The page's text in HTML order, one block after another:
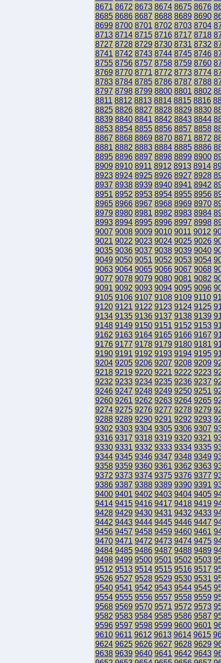
8671 8672 8673 8674 8675 8676
8685 8686 8687 8688 8689 8690
8699 8700 8701 8702 8703 8704
8713 8714 8715 8716 8717 8718
8727 8728 8729 8730 8731 8732
8741 8742 8743 8744 8745 8746
8755 8756 8757 8758 8759 8760
8769 8770 8771 8772 8773 8774
8783 8784 8785 8786 8787 8788
8797 8798 8799 8800 8801 8802
8811 8812 8813 8814 8815 8816
8825 8826 8827 8828 8829 8830
8839 8840 8841 8842 8843 8844
8853 8854 8855 8856 8857 8858
8867 8868 8869 8870 8871 8872
8881 8882 8883 8884 8885 8886
8895 8896 8897 8898 8899 8900
8909 8910 8911 8912 8913 8914
8923 8924 8925 8926 8927 8928
8937 8938 8939 8940 8941 8942
8951 8952 8953 8954 8955 8956
8965 8966 8967 8968 8969 8970
8979 8980 8981 8982 8983 8984
8993 8994 8995 8996 8997 8998
9007 9008 9009 9010 9011 9012
9021 9022 9023 9024 9025 9026
9035 9036 9037 9038 9039 9040
9049 9050 9051 9052 9053 9054
9063 9064 9065 9066 9067 9068
9077 9078 9079 9080 9081 9082
9091 9092 9093 9094 9095 9096
9105 9106 9107 9108 9109 9110
9120 9121 9122 9123 9124 9125
9134 9135 9136 9137 9138 9139
9148 9149 9150 9151 9152 9153
9162 9163 9164 9165 9166 9167
9176 9177 9178 9179 9180 9181
9190 9191 9192 9193 9194 9195
9204 9205 9206 9207 9208 9209
9218 9219 9220 9221 9222 9223
9232 9233 9234 9235 9236 9237
9246 9247 9248 9249 9250 9251
9260 9261 9262 9263 9264 9265
9274 9275 9276 9277 9278 9279
9288 9289 9290 9291 9292 9293
9302 9303 9304 9305 9306 9307
9316 9317 9318 9319 9320 9321
9330 9331 9332 9333 9334 9335
9344 9345 9346 9347 9348 9349
9358 9359 9360 9361 9362 9363
9372 9373 9374 9375 9376 9377
9386 9387 9388 9389 9390 9391
9400 9401 9402 9403 9404 9405
9414 9415 9416 9417 9418 9419
9428 9429 9430 9431 9432 9433
9442 9443 9444 9445 9446 9447
9456 9457 9458 9459 9460 9461
9470 9471 9472 9473 9474 9475
9484 9485 9486 9487 9488 9489
9498 9499 9500 9501 9502 9503
9512 9513 9514 9515 9516 9517
9526 9527 9528 9529 9530 9531
9540 9541 9542 9543 9544 9545
9554 9555 9556 9557 9558 9559
9568 9569 9570 9571 9572 9573
9582 9583 9584 9585 9586 9587
9596 9597 9598 9599 9600 9601
9610 9611 9612 9613 9614 9615
9624 9625 9626 9627 9628 9629
9638 9639 9640 9641 9642 9643